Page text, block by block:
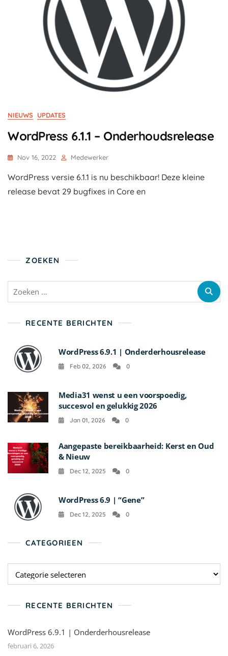
NIEUWS UPDATES
WordPress 6.1.1 – Onderhoudsrelease
Nov 16, 2022 Medewerker
WordPress versie 6.1.1 is nu beschikbaar! Deze kleine
release bevat 29 bugfixes in Core en
ZOEKEN
Zoeken
RECENTE BERICHTEN
WordPress 6.9.1 | Onderderhousrelease
Feb 02, 2026 0
Media31 wenst u een voorspoedig,
succesvol en gelukkig 2026
Jan 01, 2026 0
Aangepaste bereikbaarheid: Kerst en Oud
& Nieuw
Dec 12, 2025 0
WordPress 6.9 | “Gene”
Dec 12, 2025 0
CATEGORIEEN
RECENTE BERICHTEN
WordPress 6.9.1 | Onderderhousrelease
februari 6, 2026